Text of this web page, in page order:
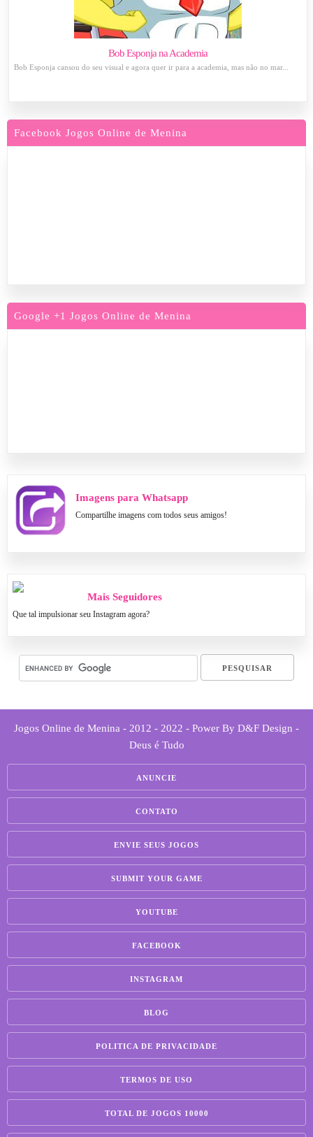
Bob Esponja na Academia
Bob Esponja cansou do seu visual e agora quer ir para a academia, mas não no mar...
Facebook Jogos Online de Menina
Google +1 Jogos Online de Menina
Imagens para Whatsapp
Compartilhe imagens com todos seus amigos!
Mais Seguidores
Que tal impulsionar seu Instagram agora?
Jogos Online de Menina - 2012 - 2022 - Power By D&F Design -
Deus é Tudo
ANUNCIE
CONTATO
ENVIE SEUS JOGOS
SUBMIT YOUR GAME
YOUTUBE
FACEBOOK
INSTAGRAM
BLOG
POLITICA DE PRIVACIDADE
TERMOS DE USO
TOTAL DE JOGOS 10000